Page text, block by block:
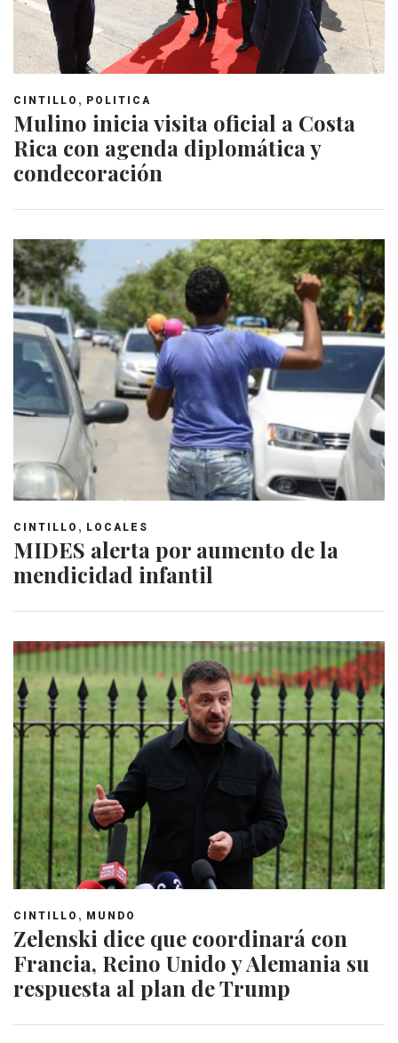
CINTILLO , POLITICA
Mulino inicia visita oficial a Costa
Rica con agenda diplomática y
condecoración
CINTILLO , LOCALES
MIDES alerta por aumento de la
mendicidad infantil
CINTILLO , MUNDO
Zelenski dice que coordinará con
Francia, Reino Unido y Alemania su
respuesta al plan de Trump